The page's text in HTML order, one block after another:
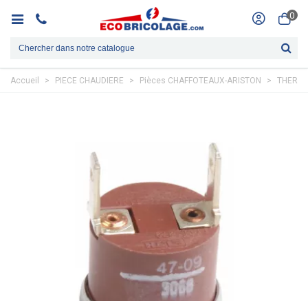
0
Accueil > PIECE CHAUDIERE > Pièces CHAFFOTEAUX-ARISTON >